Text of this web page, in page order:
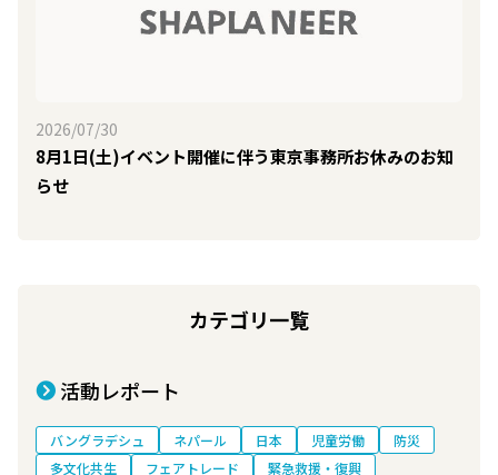
2026/07/30
8月1日(土)イベント開催に伴う東京事務所お休みのお知
らせ
カテゴリ一覧
活動レポート
バングラデシュ ネパール 日本 児童労働
防災
多文化共生
フェアトレード 緊急救援・復興